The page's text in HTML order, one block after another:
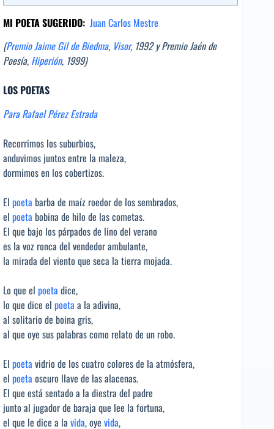
MI POETA SUGERIDO: Juan Carlos Mestre
(Premio Jaime Gil de Biedma, Visor, 1992 y Premio Jaén de
Poesía, Hiperión, 1999)
LOS POETAS
Para Rafael Pérez Estrada
Recorrimos los suburbios,
anduvimos juntos entre la maleza,
dormimos en los cobertizos.
El poeta barba de maíz roedor de los sembrados,
el poeta bobina de hilo de las cometas.
El que bajo los párpados de lino del verano
es la voz ronca del vendedor ambulante,
la mirada del viento que seca la tierra mojada.
Lo que el poeta dice,
lo que dice el poeta a la adivina,
al solitario de boina gris,
al que oye sus palabras como relato de un robo.
El poeta vidrio de los cuatro colores de la atmósfera,
el poeta oscuro llave de las alacenas.
El que está sentado a la diestra del padre
junto al jugador de baraja que lee la fortuna,
el que le dice a la vida, oye vida,